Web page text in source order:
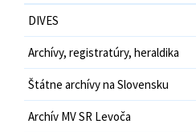
DIVES
Archívy, registratúry, heraldika
Štátne archívy na Slovensku
Archív MV SR Levoča